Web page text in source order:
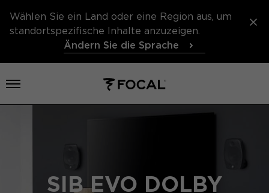
Wählen Sie ein Land oder eine Region aus, um
standortspezifische Inhalte anzuzeigen.
Ändern Sie die Sprache
Menü öffnen
SIB EVO DOLBY